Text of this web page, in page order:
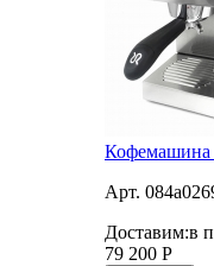
Кофемашина
Арт.
Доставим:в
79 200 Р